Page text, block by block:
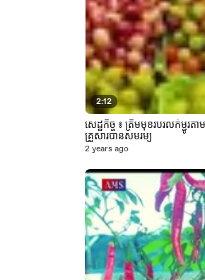
2:12
សេដ្ឋកិច្ច ៖ ត្រឹមមុខរបរលក់ម្ជូរត
គ្រួសារបានសមរម្យ
2 years ago